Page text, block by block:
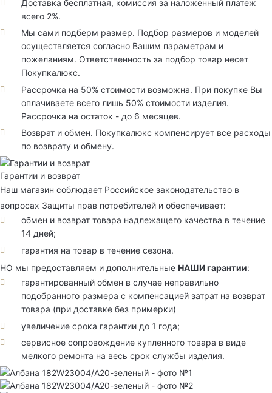
Доставка бесплатная, комиссия за наложенный платеж
всего 2%.
Мы сами подберм размер. Подбор размеров и моделей
осуществляется согласно Вашим параметрам и
пожеланиям. Ответственность за подбор товар несет
Покупкалюкс.
Рассрочка на 50% стоимости возможна. При покупке Вы
оплачиваете всего лишь 50% стоимости изделия.
Рассрочка на остаток - до 6 месяцев.
Возврат и обмен. Покупкалюкс компенсирует все расходы
по возврату и обмену.
Гарантии и возврат
Наш магазин соблюдает Российское законодательство в
вопросах Защиты прав потребителей и обеспечивает:
обмен и возврат товара надлежащего качества в течение
14 дней;
гарантия на товар в течение сезона.
НО мы предоставляем и дополнительные НАШИ гарантии:
гарантированный обмен в случае неправильно
подобранного размера с компенсацией затрат на возврат
товара (при доставке без примерки)
увеличение срока гарантии до 1 года;
сервисное сопровождение купленного товара в виде
мелкого ремонта на весь срок службы изделия.